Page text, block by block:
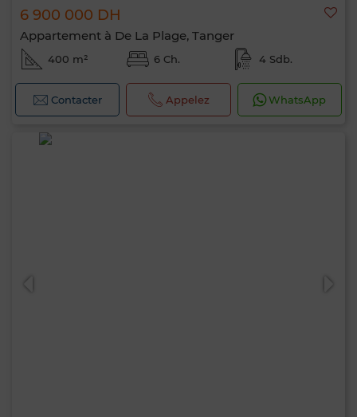
6 900 000 DH
Appartement à De La Plage, Tanger
400 m² 6 Ch. 4 Sdb.
Contacter Appelez WhatsApp